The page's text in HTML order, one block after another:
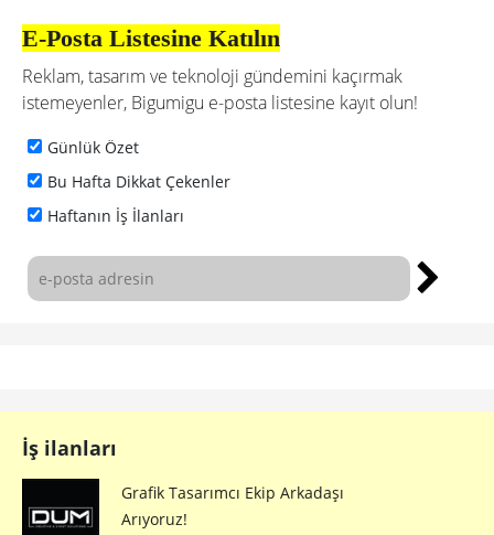
E-Posta Listesine Katılın
Reklam, tasarım ve teknoloji gündemini kaçırmak
istemeyenler, Bigumigu e-posta listesine kayıt olun!
Günlük Özet
Bu Hafta Dikkat Çekenler
Haftanın İş İlanları
İş ilanları
Grafik Tasarımcı Ekip Arkadaşı
Arıyoruz!